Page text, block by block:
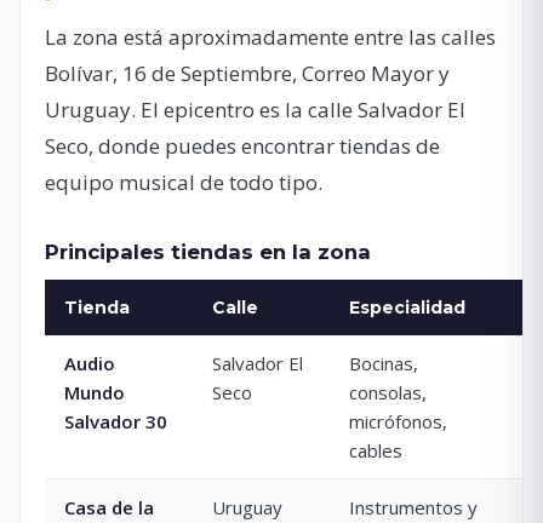
La zona está aproximadamente entre las calles
Bolívar, 16 de Septiembre, Correo Mayor y
Uruguay. El epicentro es la calle Salvador El
Seco, donde puedes encontrar tiendas de
equipo musical de todo tipo.
Principales tiendas en la zona
Tienda Calle Especialidad
Audio
Mundo
Salvador 30
Salvador El
Seco
Bocinas,
consolas,
micrófonos,
cables
Casa de la
Uruguay
Instrumentos y